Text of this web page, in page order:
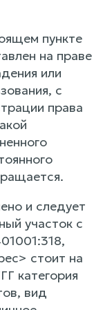
пункте
на праве
или
с
права
и следует
участок с
стоит на
категория
вид